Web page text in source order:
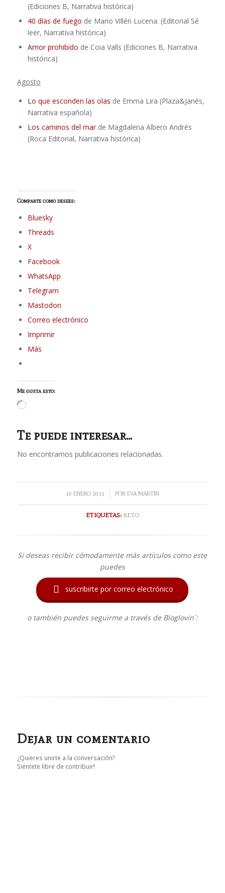
(Ediciones B, Narrativa histórica)
40 días de fuego de Mario Villén Lucena. (Editorial Sé
leer, Narrativa histórica)
Amor prohibido de Coia Valls (Ediciones B, Narrativa
histórica)
Agosto
Lo que esconden las olas de Emma Lira (Plaza&Janés,
Narrativa española)
Los caminos del marde Magdalena Albero Andrés
(Roca Editorial, Narrativa histórica)
Comparte como desees:
Bluesky
Threads
X
Facebook
WhatsApp
Telegram
Mastodon
Correo electrónico
Imprimir
Más
Me gusta esto:
Cargando...
Te puede interesar...
No encontramos publicaciones relacionadas.
10 ENERO 2015
/ POR EVA MARTÍN
ETIQUETAS: RETO
Si deseas recibir cómodamente más artículos como este
puedes
 suscribirte por correo electrónico
o también puedes seguirme a través de Bloglovin´:
Dejar un comentario
¿Quieres unirte a la conversación?
Siéntete libre de contribuir!